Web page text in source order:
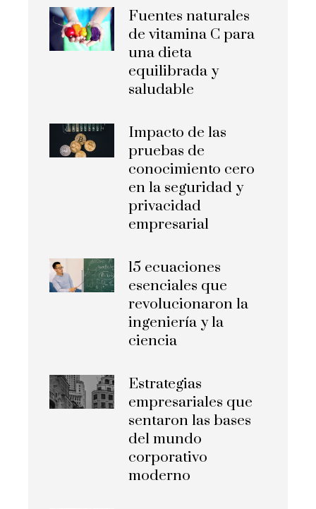
Fuentes naturales
de vitamina C para
una dieta
equilibrada y
saludable
Impacto de las
pruebas de
conocimiento cero
en la seguridad y
privacidad
empresarial
15 ecuaciones
esenciales que
revolucionaron la
ingeniería y la
ciencia
Estrategias
empresariales que
sentaron las bases
del mundo
corporativo
moderno